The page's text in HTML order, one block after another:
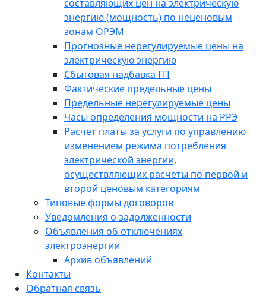
составляющих цен на электрическую
энергию (мощность) по неценовым
зонам ОРЭМ
Прогнозные нерегулируемые цены на
электрическую энергию
Сбытовая надбавка ГП
Фактические предельные цены
Предельные нерегулируемые цены
Часы определения мощности на РРЭ
Расчёт платы за услуги по управлению
изменением режима потребления
электрической энергии,
осуществляющих расчеты по первой и
второй ценовым категориям
Типовые формы договоров
Уведомления о задолженности
Объявления об отключениях
электроэнергии
Архив объявлений
Контакты
Обратная связь